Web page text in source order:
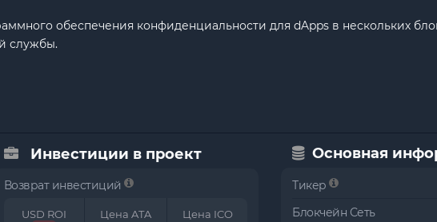
обеспечения конфиденциальности для dApps в нескольких
службы.
Инвестиции в проект
Возврат инвестиций
USD ROI Цена ATA Цена ICO
Основная
Тикер
Блокчейн Сеть